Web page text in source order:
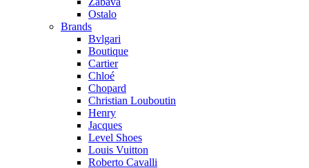
Ostalo
Brands
Bvlgari
Boutique
Cartier
Chloé
Chopard
Christian Louboutin
Henry
Jacques
Level Shoes
Louis Vuitton
Roberto Cavalli